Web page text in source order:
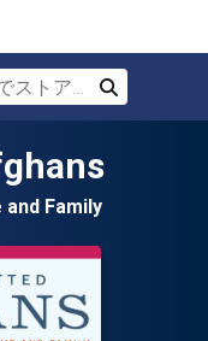
トアを検索
検索
Family